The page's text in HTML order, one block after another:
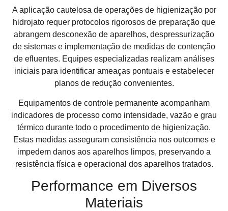
A aplicação cautelosa de operações de higienização por
hidrojato requer protocolos rigorosos de preparação que
abrangem desconexão de aparelhos, despressurização
de sistemas e implementação de medidas de contenção
de efluentes. Equipes especializadas realizam análises
iniciais para identificar ameaças pontuais e estabelecer
planos de redução convenientes.
Equipamentos de controle permanente acompanham
indicadores de processo como intensidade, vazão e grau
térmico durante todo o procedimento de higienização.
Estas medidas asseguram consistência nos outcomes e
impedem danos aos aparelhos limpos, preservando a
resistência física e operacional dos aparelhos tratados.
Performance em Diversos
Materiais